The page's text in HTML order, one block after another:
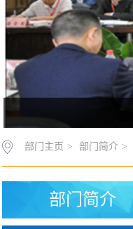
部门主页 > 部门简介 >
部门简介